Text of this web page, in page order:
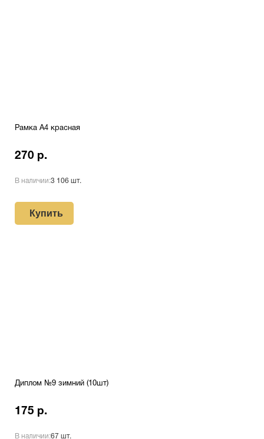
Рамка А4 красная
270 р.
В наличии:3 106 шт.
Купить
Диплом №9 зимний (10шт)
175 р.
В наличии:67 шт.